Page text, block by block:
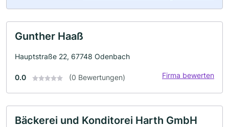
Gunther Haaß
Hauptstraße 22, 67748 Odenbach
0.0 (0 Bewertungen) Firma bewerten
Bäckerei und Konditorei Harth GmbH